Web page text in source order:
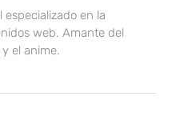
especializado en la
web. Amante del
el anime.